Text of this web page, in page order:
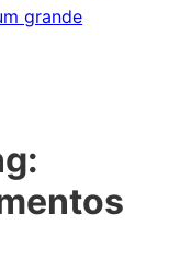
grande